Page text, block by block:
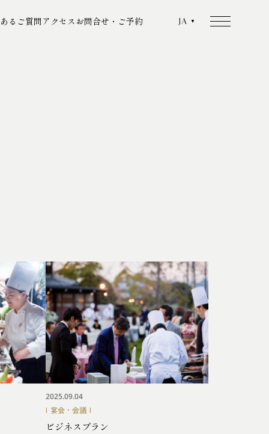
るご質問アクセスお問合せ・ご予約 JA
2025.09.04
宴会・会議
ビジネスプラン